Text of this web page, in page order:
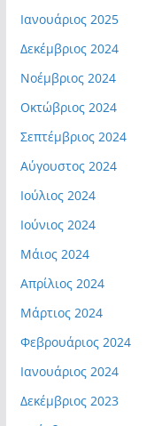
Ιανουάριος 2025
Δεκέμβριος 2024
Νοέμβριος 2024
Οκτώβριος 2024
Σεπτέμβριος 2024
Αύγουστος 2024
Ιούλιος 2024
Ιούνιος 2024
Μάιος 2024
Απρίλιος 2024
Μάρτιος 2024
Φεβρουάριος 2024
Ιανουάριος 2024
Δεκέμβριος 2023